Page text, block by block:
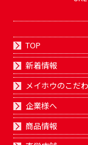
TOP
新着情報
メイホウのこだ
企業様へ
商品情報